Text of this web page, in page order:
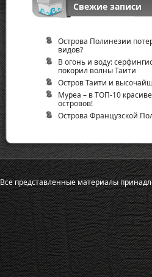
Свежие записи
Острова Полинезии
видов?
В огонь и воду:
покорил волны Таити
Остров Таити и
Муреа – в ТОП-10
островов!
Острова Французской
Все представленные материалы